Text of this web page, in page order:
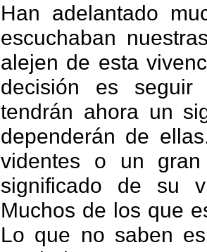
Han adelantado
escuchaban
alejen de esta
decisión es seguir
tendrán ahora un
dependerán de
videntes o un
significado de su
Muchos de los que
Lo que no saben